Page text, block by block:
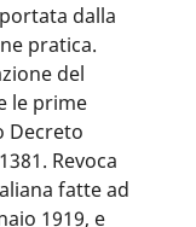
dalla
pratica.
del
le prime
Decreto
Revoca
fatte ad
1919, e